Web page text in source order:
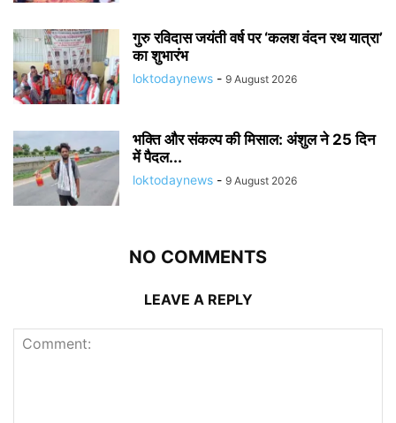
गुरु रविदास जयंती वर्ष पर ‘कलश वंदन रथ यात्रा’
का शुभारंभ
loktodaynews - 9 August 2026
भक्ति और संकल्प की मिसाल: अंशुल ने 25 दिन
में पैदल...
loktodaynews - 9 August 2026
NO COMMENTS
LEAVE A REPLY